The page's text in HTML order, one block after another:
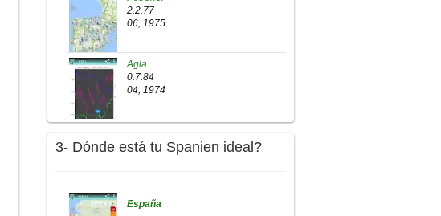
2.2.77
06, 1975
Agla
0.7.84
04, 1974
3- Dónde está tu Spanien ideal?
España